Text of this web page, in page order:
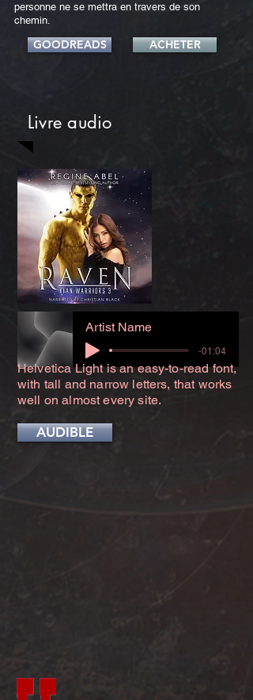
personne ne se mettra en travers de son
chemin.
GOODREADS ACHETER
Livre audio
Artist Name
-01:04
Helvetica Light is an easy-to-read font,
with tall and narrow letters, that works
well on almost every site.
AUDIBLE